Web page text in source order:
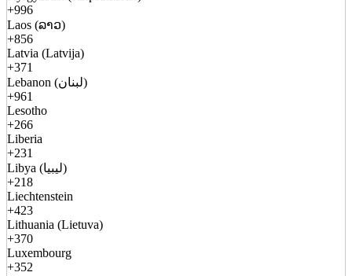
+996
Laos (ລາວ)
+856
Latvia (Latvija)
+371
Lebanon (لبنان)
+961
Lesotho
+266
Liberia
+231
Libya (ليبيا)
+218
Liechtenstein
+423
Lithuania (Lietuva)
+370
Luxembourg
+352